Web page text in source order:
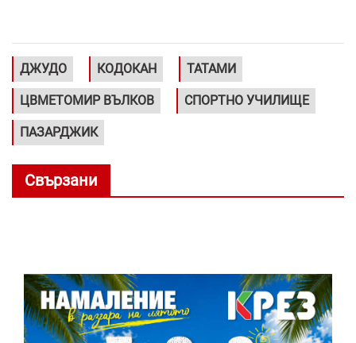
ДЖУДО КОДОКАН ТАТАМИ
ЦВМЕТОМИР ВЪЛКОВ СПОРТНО УЧИЛИЩЕ
ПАЗАРДЖИК
Свързани